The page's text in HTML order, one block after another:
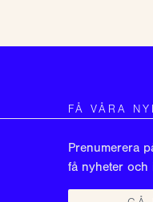
FÅ VÅRA
Prenumerera
få nyheter